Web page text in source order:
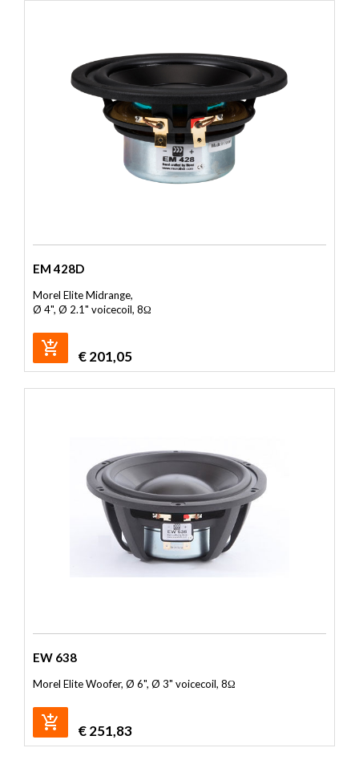
EM 428D
Morel Elite Midrange,
Ø 4", Ø 2.1" voicecoil, 8Ω
€201,05
EW 638
Morel Elite Woofer, Ø 6", Ø 3" voicecoil, 8Ω
€251,83